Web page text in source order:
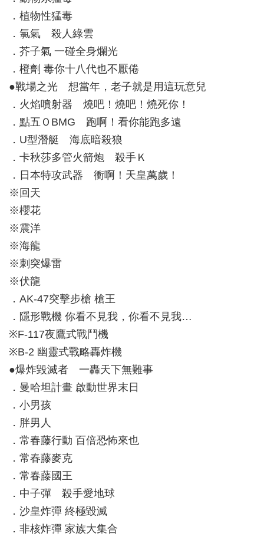
．植物性猛毒
．氯氣 殺人綠雲
．芥子氣 一碰全身爛光
．橙劑 毒你十八代也不厭倦
●戰場之光 想當年，老子就是用這玩意兒
．火焰噴射器 燒吧！燒吧！燒死你！
．點五ＯBMG 跑啊！看你能跑多遠
．U型潛艇 海底暗殺狼
．卡秋莎多管火箭炮 殺手Ｋ
．日本特攻武器 衝啊！天皇萬歲！
※回天
※櫻花
※震洋
※海龍
※刺突爆雷
※伏龍
．AK-47突擊步槍 槍王
．隱形戰機 你看不見我，你看不見我…
※F-117夜鷹式戰鬥機
※B-2 幽靈式戰略轟炸機
●爆炸毀滅者 一轟天下無難事
．曼哈坦計畫 啟動世界末日
．小男孩
．胖男人
．常春藤行動 百倍恐怖來也
．常春藤麥克
．常春藤國王
．中子彈 殺手愛地球
．沙皇炸彈 終極毀滅
．非核炸彈 家族大集合